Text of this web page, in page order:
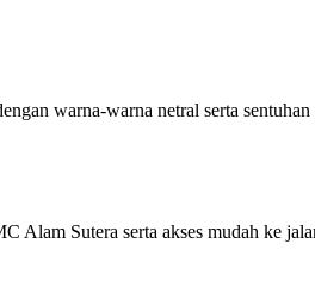
warna-warna netral serta
Alam Sutera serta akses mudah ke